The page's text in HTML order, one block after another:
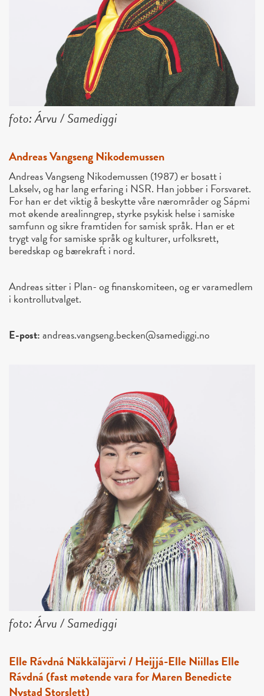
foto: Árvu / Samediggi
Andreas Vangseng Nikodemussen
Andreas Vangseng Nikodemussen (1987) er bosatt i
Lakselv, og har lang erfaring i NSR. Han jobber i Forsvaret.
For han er det viktig å beskytte våre nærområder og Sápmi
mot økende arealinngrep, styrke psykisk helse i samiske
samfunn og sikre framtiden for samisk språk. Han er et
trygt valg for samiske språk og kulturer, urfolksrett,
beredskap og bærekraft i nord.
Andreas sitter i Plan- og finanskomiteen, og er varamedlem
i kontrollutvalget.
E-post:andreas.vangseng.becken@samediggi.no
foto: Árvu / Samediggi
Elle Rávdná Näkkäläjärvi / Heijjá-Elle Niillas Elle
Rávdná (fast møtende vara for Maren Benedicte
Nystad Storslett)